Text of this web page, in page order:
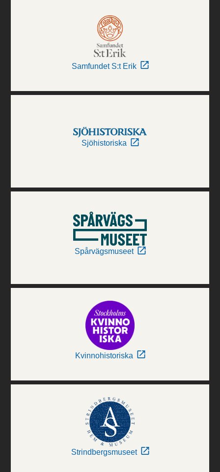
Samfundet S:t Erik
Sjöhistoriska
Spårvägsmuseet
Kvinnohistoriska
Strindbergsmuseet